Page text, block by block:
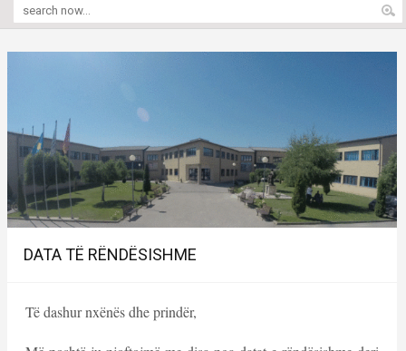
DATA TË RËNDËSISHME
Të dashur nxënës dhe prindër,